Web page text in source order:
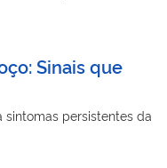
Sinais que
persistentes da